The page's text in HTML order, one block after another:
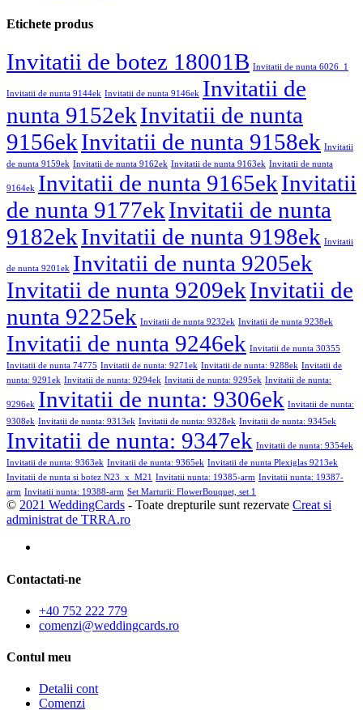
Etichete produs
Invitatii de botez 18001B Invitatii de nunta 6026_1
Invitatii de nunta 9144ek Invitatii de nunta 9146ek Invitatii de
nunta 9152ekInvitatii de nunta
9156ekInvitatii de nunta 9158ek Invitatii
de nunta 9159ek Invitatii de nunta 9162ek Invitatii de nunta 9163ek Invitatii de nunta
9164ek Invitatii de nunta 9165ekInvitatii
de nunta 9177ekInvitatii de nunta
9182ekInvitatii de nunta 9198ek Invitatii
de nunta 9201ek Invitatii de nunta 9205ek
Invitatii de nunta 9209ekInvitatii de
nunta 9225ek Invitatii de nunta 9232ek Invitatii de nunta 9238ek
Invitatii de nunta 9246ek Invitatii de nunta 30355
Invitatii de nunta 74775 Invitatii de nunta: 9271ek Invitatii de nunta: 9288ek Invitatii de
nunta: 9291ek Invitatii de nunta: 9294ek Invitatii de nunta: 9295ek Invitatii de nunta:
9296ek Invitatii de nunta: 9306ek Invitatii de nunta:
9308ek Invitatii de nunta: 9313ek Invitatii de nunta: 9328ek Invitatii de nunta: 9345ek
Invitatii de nunta: 9347ek Invitatii de nunta: 9354ek
Invitatii de nunta: 9363ek Invitatii de nunta: 9365ek Invitatii de nunta Plexiglas 9213ek
Invitatii de nunta si botez N23_x_M21 Invitatii nunta: 19385-arm Invitatii nunta: 19387-
arm Invitatii nunta: 19388-arm Set Marturii: FlowerBouquet, set 1
© 2021 WeddingCards - Toate drepturile sunt rezervate Creat si
administrat de TRRA.ro
Contactati-ne
+40 752 222 779
comenzi@weddingcards.ro
Contul meu
Detalii cont
Comenzi